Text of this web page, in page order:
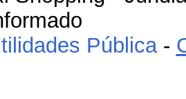
Pública-